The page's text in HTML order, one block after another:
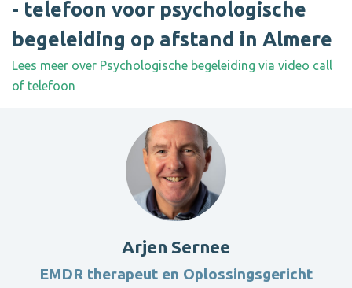
- telefoon voor psychologische
begeleiding op afstand in Almere
Lees meer over Psychologische begeleiding via video call
of telefoon
Arjen Sernee
EMDR therapeut en Oplossingsgericht